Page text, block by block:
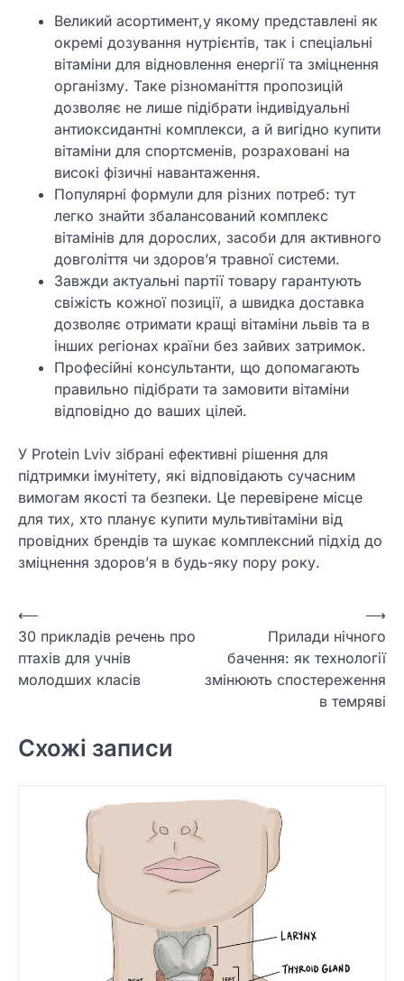
Великий асортимент,у якому представлені як
окремі дозування нутрієнтів, так і спеціальні
вітаміни для відновлення енергії та зміцнення
організму. Таке різноманіття пропозицій
дозволяє не лише підібрати індивідуальні
антиоксидантні комплекси, а й вигідно купити
вітаміни для спортсменів, розраховані на
високі фізичні навантаження.
Популярні формули для різних потреб: тут
легко знайти збалансований комплекс
вітамінів для дорослих, засоби для активного
довголіття чи здоров’я травної системи.
Завжди актуальні партії товару гарантують
свіжість кожної позиції, а швидка доставка
дозволяє отримати кращі вітаміни львів та в
інших регіонах країни без зайвих затримок.
Професійні консультанти, що допомагають
правильно підібрати та замовити вітаміни
відповідно до ваших цілей.
У Protein Lviv зібрані ефективні рішення для
підтримки імунітету, які відповідають сучасним
вимогам якості та безпеки. Це перевірене місце
для тих, хто планує купити мультивітаміни від
провідних брендів та шукає комплексний підхід до
зміцнення здоров’я в будь-яку пору року.
Навігація
записів
⟵
30 прикладів речень про
птахів для учнів
молодших класів
Прилади нічного
бачення: як технології
змінюють спостереження
в темряві
⟶
Схожі записи